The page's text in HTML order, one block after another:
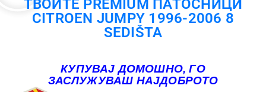
ТВОИТЕ PREMIUM ПАТОСНИЦИ
CITROEN JUMPY 1996-2006 8
SEDIŠTA
КУПУВАЈ ДОМОШНО, ГО
ЗАСЛУЖУВАШ НАЈДОБРОТО